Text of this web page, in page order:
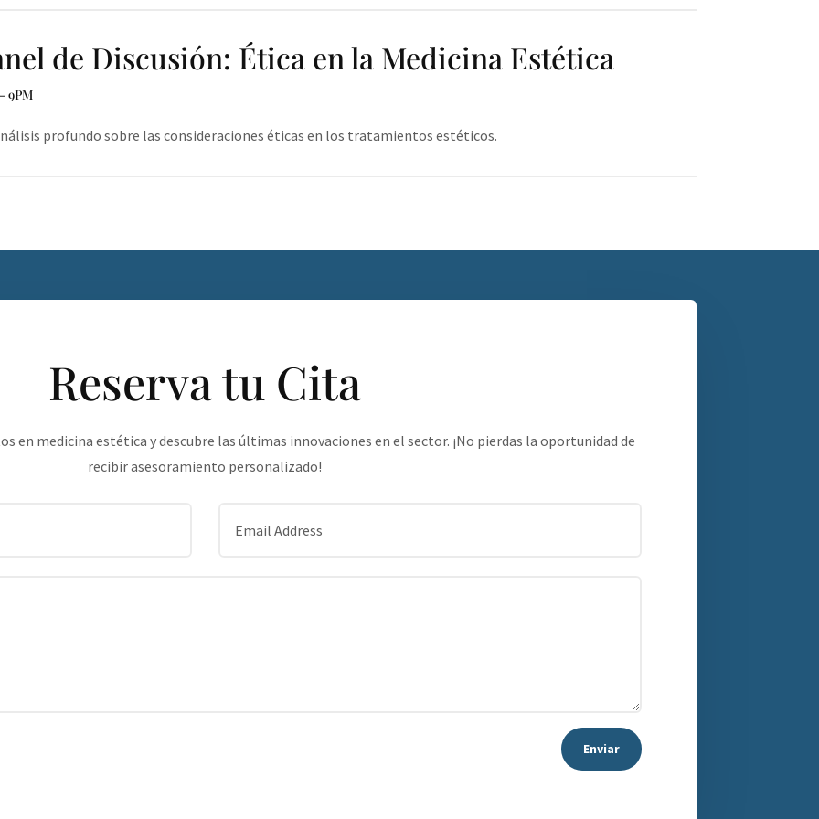
de Discusión: Ética en la Medicina Estética
9PM
profundo sobre las consideraciones éticas en los tratamientos estéticos.
Reserva tu Cita
en medicina estética y descubre las últimas innovaciones en el sector. ¡No pierdas la oportunidad de
recibir asesoramiento personalizado!
Enviar